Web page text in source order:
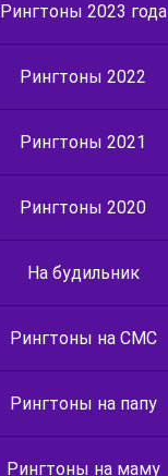
Рингтоны 2023 года
Рингтоны 2022
Рингтоны 2021
Рингтоны 2020
На будильник
Рингтоны на СМС
Рингтоны на папу
Рингтоны на маму